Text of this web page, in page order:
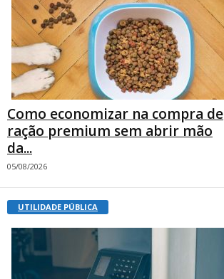
Como economizar na compra de
ração premium sem abrir mão
da...
05/08/2026
UTILIDADE PÚBLICA